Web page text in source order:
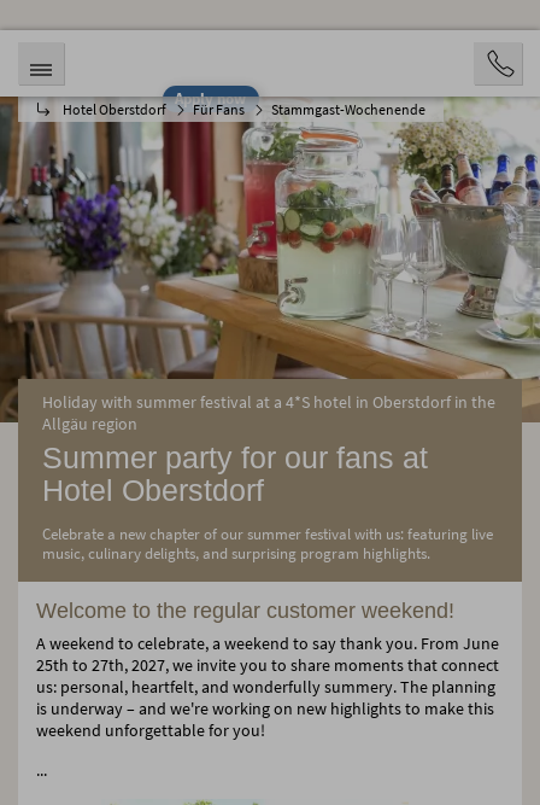
Apply now
Hotel Oberstdorf Für Fans Stammgast-Wochenende
Holiday with summer festival at a 4*S hotel in Oberstdorf in the
Allgäu region
Summer party for our fans at
Hotel Oberstdorf
Celebrate a new chapter of our summer festival with us: featuring live
music, culinary delights, and surprising program highlights.
Welcome to the regular customer weekend!
A weekend to celebrate, a weekend to say thank you. From June
25th to 27th, 2027, we invite you to share moments that connect
us: personal, heartfelt, and wonderfully summery. The planning
is underway – and we're working on new highlights to make this
weekend unforgettable for you!
...